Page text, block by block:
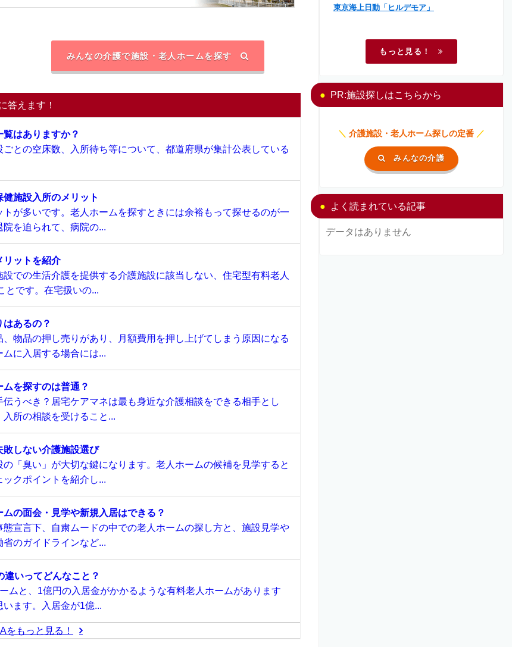
みんなの介護で施設・老人ホームを探す
答えます！
はありますか？
との空床数、入所待ち等について、都道府県が集計公表している
施設入所のメリット
が多いです。老人ホームを探すときには余裕もって探せるのが一
を迫られて、病院の...
リットを紹介
での生活介護を提供する介護施設に該当しない、住宅型有料老人
とです。在宅扱いの...
あるの？
物品の押し売りがあり、月額費用を押し上げてしまう原因になる
に入居する場合には...
を探すのは普通？
うべき？居宅ケアマネは最も身近な介護相談をできる相手とし
所の相談を受けること...
敗しない介護施設選び
「臭い」が大切な鍵になります。老人ホームの候補を見学すると
クポイントを紹介し...
の面会・見学や新規入居はできる？
宣言下、自粛ムードの中での老人ホームの探し方と、施設見学や
のガイドラインなど...
違いってどんなこと？
ムと、1億円の入居金がかかるような有料老人ホームがあります
ます。入居金が1億...
をもっと見る！
東京海上日動「ヒルデモア」
もっと見る！
PR:施設探しはこちらから
＼ 介護施設・老人ホーム探しの定番 ／
みんなの介護
よく読まれている記事
データはありません